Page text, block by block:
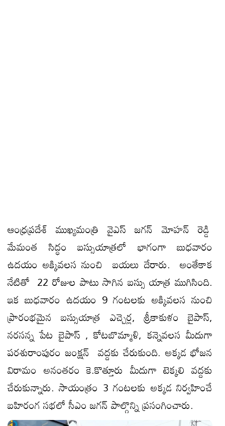
ఆంధ్రప్రదేశ్ ముఖ్యమంత్రి వైఎస్ జగన్ మోహన్ రెడ్డి
మేమంత సిద్ధం బస్సుయాత్రలో భాగంగా బుధవారం
ఉదయం అక్కివలస నుంచి బయలు దేరారు. అంతేకాక
నేటితో 22 రోజుల పాటు సాగిన బస్సు యాత్ర ముగిసింది.
ఇక బుధవారం ఉదయం 9 గంటలకు అక్కివలస నుంచి
ప్రారంభమైన బస్సుయాత్ర ఎచ్చెర్ల, శ్రీకాకుళం బైపాస్,
నరసన్న పేట బైపాస్ , కోటబొమ్మాళి, కన్నెవలస మీదుగా
పరశురాంపురం జంక్షన్ వద్దకు చేరుకుంది. అక్కడ భోజన
విరామం అనంతరం కె.కొత్తూరు మీదుగా టెక్కలి వద్దకు
చేరుకున్నారు. సాయంత్రం 3 గంటలకు అక్కడ నిర్వహించే
బహిరంగ సభలో సీఎం జగన్ పాల్గొన్ని ప్రసంగించారు.